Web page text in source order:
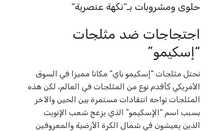
حلوى ومشروبات بـ”نكهة عنصرية”
اجتجاجات ضد مثلجات
“إسكيمو”
تحتل مثلجات “إسكيمو باي” مكانا مميزا في السوق
الأمريكي كأقدم نوع من المثلجات في العالم، لكن هذه
المثلجات تواجه انتقادات مستمرة بين الحين والآخر
بسبب اسم “الإسكيمو” الذي يزعج شعب الإنويت
الذين يعيشون في شمال الكرة الأرضية والمعروفين